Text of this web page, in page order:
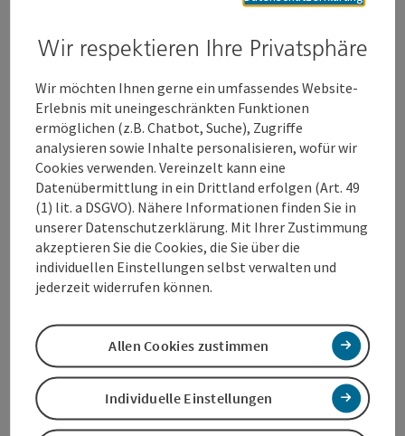
vielfältige Gerichte, von frischem Fisch bis hin zu
voller Liebe in der großen Küche zubereitet. Es gibt
außergewöhnlichen, hausgemachten Getränke und
Nachspeisen für Erwachsene sowohl auch für Kinder.
Kontakt
Öffnungszeiten
Küche
Ausstattung
Wir respektieren Ihre Privatsphäre
Wir möchten Ihnen gerne ein umfassendes Website-
Erlebnis mit uneingeschränkten Funktionen
ermöglichen (z.B. Chatbot, Suche), Zugriffe
analysieren sowie Inhalte personalisieren, wofür wir
Cookies verwenden. Vereinzelt kann eine
Datenübermittlung in ein Drittland erfolgen (Art. 49
(1) lit. a DSGVO). Nähere Informationen finden Sie in
unserer Datenschutzerklärung. Mit Ihrer Zustimmung
akzeptieren Sie die Cookies, die Sie über die
individuellen Einstellungen selbst verwalten und
jederzeit widerrufen können.
Individuelle Einstellungen
Allen Cookies zustimmen